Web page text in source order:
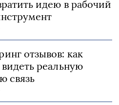
идею в рабочий
отзывов: как
реальную
связь